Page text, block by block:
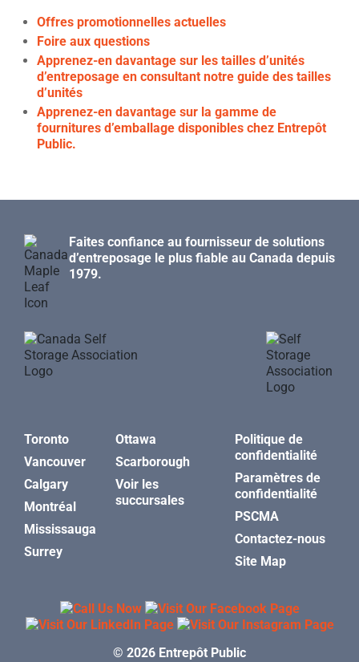
Offres promotionnelles actuelles
Foire aux questions
Apprenez-en davantage sur les tailles d’unités
d’entreposage en consultant notre guide des tailles
d’unités
Apprenez-en davantage sur la gamme de
fournitures d’emballage disponibles chez Entrepôt
Public.
Faites confiance au fournisseur de solutions
d’entreposage le plus fiable au Canada depuis
1979.
Toronto
Vancouver
Calgary
Montréal
Mississauga
Surrey
Ottawa
Scarborough
Voir les
succursales
Politique de
confidentialité
Paramètres de
confidentialité
PSCMA
Contactez-nous
Site Map
© 2026 Entrepôt Public